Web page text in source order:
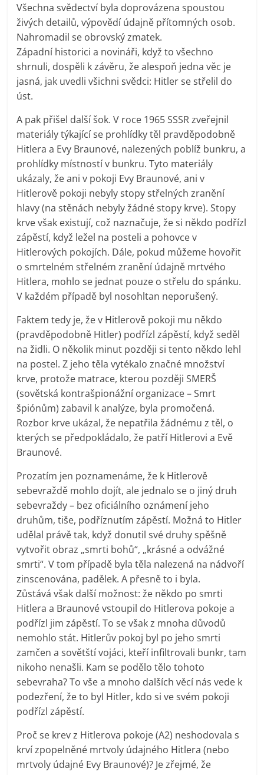
Všechna svědectví byla doprovázena spoustou
živých detailů, výpovědí údajně přítomných osob.
Nahromadil se obrovský zmatek.
Západní historici a novináři, když to všechno
shrnuli, dospěli k závěru, že alespoň jedna věc je
jasná, jak uvedli všichni svědci: Hitler se střelil do
úst.
A pak přišel další šok. V roce 1965 SSSR zveřejnil
materiály týkající se prohlídky těl pravděpodobně
Hitlera a Evy Braunové, nalezených poblíž bunkru, a
prohlídky místností v bunkru. Tyto materiály
ukázaly, že ani v pokoji Evy Braunové, ani v
Hitlerově pokoji nebyly stopy střelných zranění
hlavy (na stěnách nebyly žádné stopy krve). Stopy
krve však existují, což naznačuje, že si někdo podřízl
zápěstí, když ležel na posteli a pohovce v
Hitlerových pokojích. Dále, pokud můžeme hovořit
o smrtelném střelném zranění údajně mrtvého
Hitlera, mohlo se jednat pouze o střelu do spánku.
V každém případě byl nosohltan neporušený.
Faktem tedy je, že v Hitlerově pokoji mu někdo
(pravděpodobně Hitler) podřízl zápěstí, když seděl
na židli. O několik minut později si tento někdo lehl
na postel. Z jeho těla vytékalo značné množství
krve, protože matrace, kterou později SMERŠ
(sovětská kontrašpionážní organizace – Smrt
špiónům) zabavil k analýze, byla promočená.
Rozbor krve ukázal, že nepatřila žádnému z těl, o
kterých se předpokládalo, že patří Hitlerovi a Evě
Braunové.
Prozatím jen poznamenáme, že k Hitlerově
sebevraždě mohlo dojít, ale jednalo se o jiný druh
sebevraždy – bez oficiálního oznámení jeho
druhům, tiše, podříznutím zápěstí. Možná to Hitler
udělal právě tak, když donutil své druhy spěšně
vytvořit obraz „smrti bohů“, „krásné a odvážné
smrti“. V tom případě byla těla nalezená na nádvoří
zinscenována, padělek. A přesně to i byla.
Zůstává však další možnost: že někdo po smrti
Hitlera a Braunové vstoupil do Hitlerova pokoje a
podřízl jim zápěstí. To se však z mnoha důvodů
nemohlo stát. Hitlerův pokoj byl po jeho smrti
zamčen a sovětští vojáci, kteří infiltrovali bunkr, tam
nikoho nenašli. Kam se podělo tělo tohoto
sebevraha? To vše a mnoho dalších věcí nás vede k
podezření, že to byl Hitler, kdo si ve svém pokoji
podřízl zápěstí.
Proč se krev z Hitlerova pokoje (A2) neshodovala s
krví zpopelněné mrtvoly údajného Hitlera (nebo
mrtvoly údajné Evy Braunové)? Je zřejmé, že